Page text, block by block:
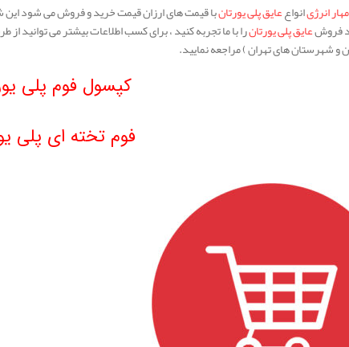
مهار انرژیانواععایق پلی یورتانبا قیمت های ارزان قیمت خرید و فروش می شود
فروشعایق پلی یورتانرا با ما تجربه کنید ، برای کسب اطلاعات بیشتر می توانید
و شهرستان های تهران ) مراجعه نمایید.
کپسول فوم پلی
فوم تخته ای پلی